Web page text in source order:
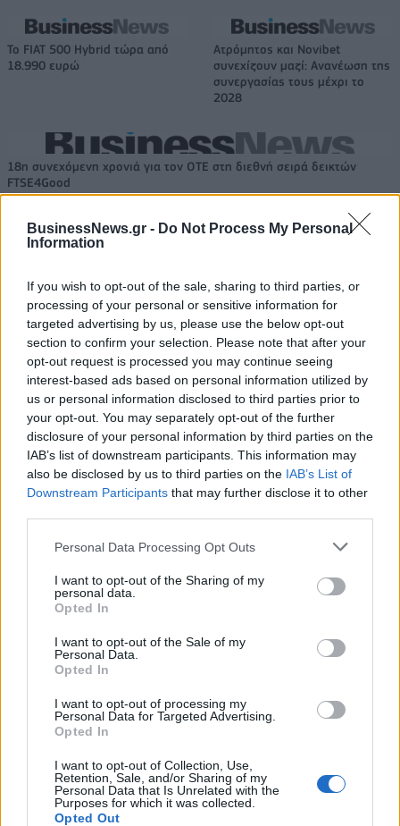
BusinessNews.gr - Do Not Process My Personal
Information
If you wish to opt-out of the sale, sharing to third parties, or
processing of your personal or sensitive information for
targeted advertising by us, please use the below opt-out
section to confirm your selection. Please note that after your
opt-out request is processed you may continue seeing
interest-based ads based on personal information utilized by
us or personal information disclosed to third parties prior to
your opt-out. You may separately opt-out of the further
disclosure of your personal information by third parties on the
IAB’s list of downstream participants. This information may
also be disclosed by us to third parties on the IAB’s List of
Downstream Participants that may further disclose it to other
Personal Data Processing Opt Outs
I want to opt-out of the Sharing of my
personal data.
Opted In
I want to opt-out of the Sale of my
Personal Data.
Opted In
I want to opt-out of processing my
Personal Data for Targeted Advertising.
Opted In
I want to opt-out of Collection, Use,
Retention, Sale, and/or Sharing of my
Personal Data that Is Unrelated with the
Purposes for which it was collected.
Opted Out
Το FIAT 500 Hybrid τώρα από
18.990 ευρώ
Ατρόμητος και Novibet
συνεχίζουν μαζί: Ανανέωση της
συνεργασίας τους μέχρι το
2028
18η συνεχόμενη χρονιά για τον ΟΤΕ στη διεθνή σειρά δεικτών
FTSE4Good
Alpha Bank: Για πρώτη φορά το Αρχαίο Θέατρο Επιδαύρου άνοιξε τις
ΠΕΡΙΣΣΌΤΕΡΑ ΣΕ ΑΥΤΉ ΤΗΝ ΚΑΤΗΓΟΡΊΑ
ΑΑΔΕ: Έως τις 18.00
την επιστολική ψήφο
29/04/2024 - 15:50
Αυτοψία Χ. Σταϊκούρα- Ν.
Ταχιάου στα εργοτάξια των
ενεργών συμβάσεων του
29/04/2024 - 17:11